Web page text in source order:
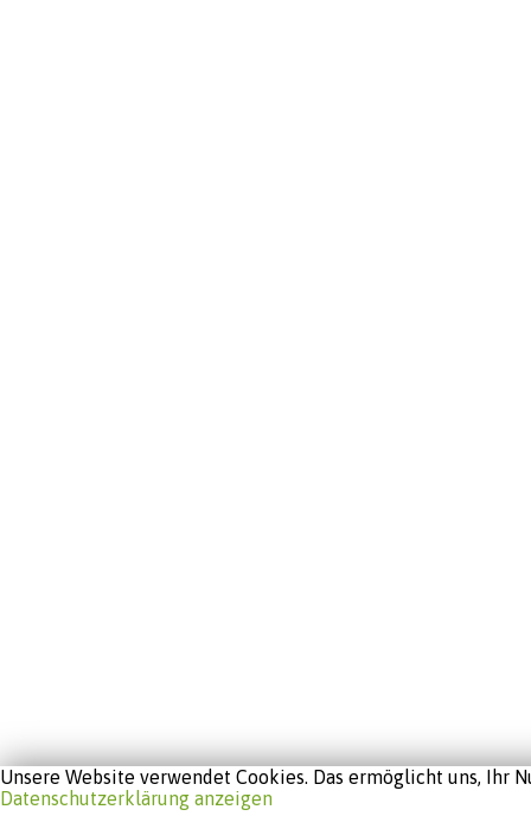
Unsere Website verwendet Cookies. Das ermöglicht uns,
Datenschutzerklärung anzeigen